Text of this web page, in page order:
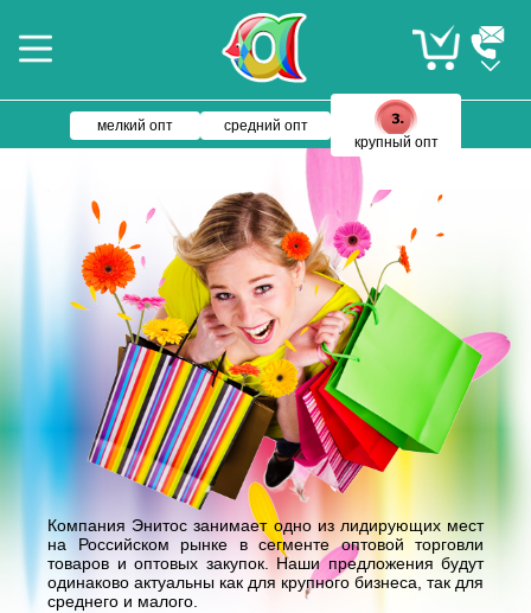
мелкий опт
средний опт
крупный опт
Компания Энитос занимает одно из лидирующих мест
на Российском рынке в сегменте оптовой торговли
товаров и оптовых закупок. Наши предложения будут
одинаково актуальны как для крупного бизнеса, так для
среднего и малого.